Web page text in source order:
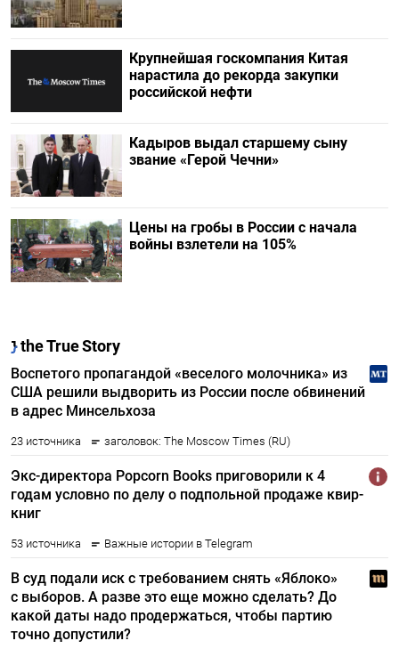
Крупнейшая госкомпания Китая
нарастила до рекорда закупки
российской нефти
Кадыров выдал старшему сыну
звание «Герой Чечни»
Цены на гробы в России с начала
войны взлетели на 105%